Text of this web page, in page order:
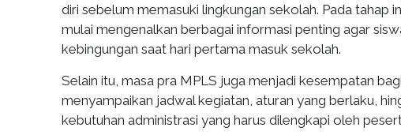
diri sebelum memasuki lingkungan sekolah. Pada tahap
mulai mengenalkan berbagai informasi penting agar
kebingungan saat hari pertama masuk sekolah.
Selain itu, masa pra MPLS juga menjadi kesempatan
menyampaikan jadwal kegiatan, aturan yang berlaku,
kebutuhan administrasi yang harus dilengkapi oleh